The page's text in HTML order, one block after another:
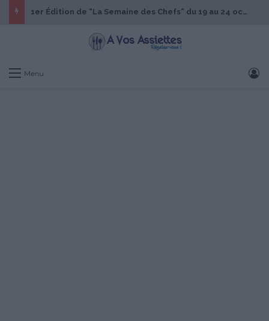
1er Édition de “La Semaine des Chefs” du 19 au 24 octobre 2026
Menu